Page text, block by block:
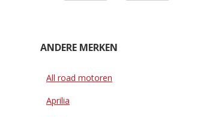
ANDERE MERKEN
All road motoren
Aprilia